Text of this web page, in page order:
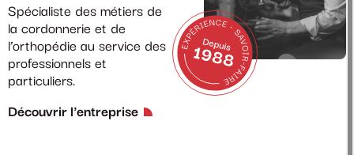
Spécialiste des métiers de
la cordonnerie et de
l’orthopédie au service des
professionnels et
particuliers.
Découvrir l'entreprise